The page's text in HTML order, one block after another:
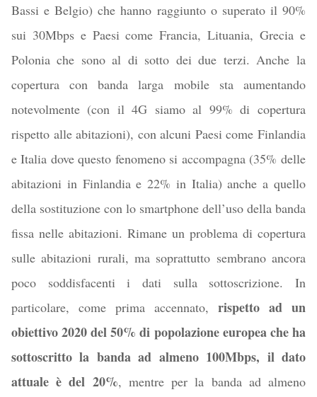
Bassi e Belgio) che hanno raggiunto o superato il 90%
sui 30Mbps e Paesi come Francia, Lituania, Grecia e
Polonia che sono al di sotto dei due terzi. Anche la
copertura con banda larga mobile sta aumentando
notevolmente (con il 4G siamo al 99% di copertura
rispetto alle abitazioni), con alcuni Paesi come Finlandia
e Italia dove questo fenomeno si accompagna (35% delle
abitazioni in Finlandia e 22% in Italia) anche a quello
della sostituzione con lo smartphone dell’uso della banda
fissa nelle abitazioni. Rimane un problema di copertura
sulle abitazioni rurali, ma soprattutto sembrano ancora
poco soddisfacenti i dati sulla sottoscrizione. In
particolare, come prima accennato, rispetto ad un
obiettivo 2020 del 50% di popolazione europea che ha
sottoscritto la banda ad almeno 100Mbps, il dato
attuale è del 20%, mentre per la banda ad almeno